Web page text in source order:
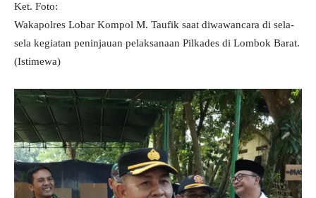
Ket. Foto:
Wakapolres Lobar Kompol M. Taufik saat diwawancara di sela-
sela kegiatan peninjauan pelaksanaan Pilkades di Lombok Barat.
(Istimewa)